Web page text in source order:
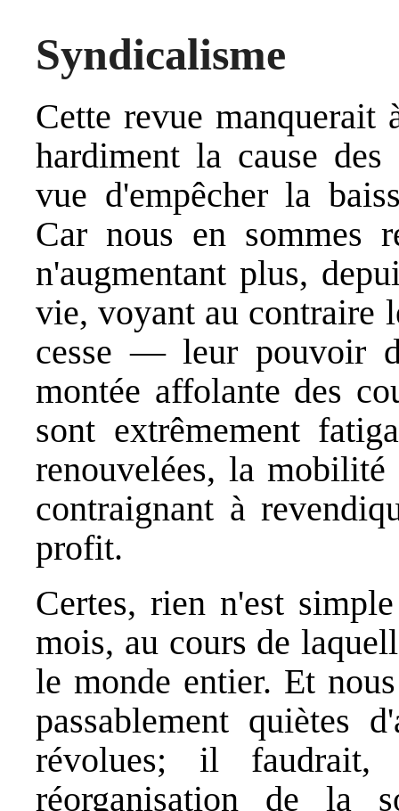
Syndicalisme
Cette revue
hardiment la cause
vue d'empêcher la
Car nous en sommes
n'augmentant plus,
vie, voyant au contraire
cesse — leur pouvoir
montée affolante des
sont extrêmement
renouvelées, la
contraignant à
profit.
Certes, rien n'est
mois, au cours de
le monde entier. Et
passablement quiètes
révolues; il
réorganisation de la